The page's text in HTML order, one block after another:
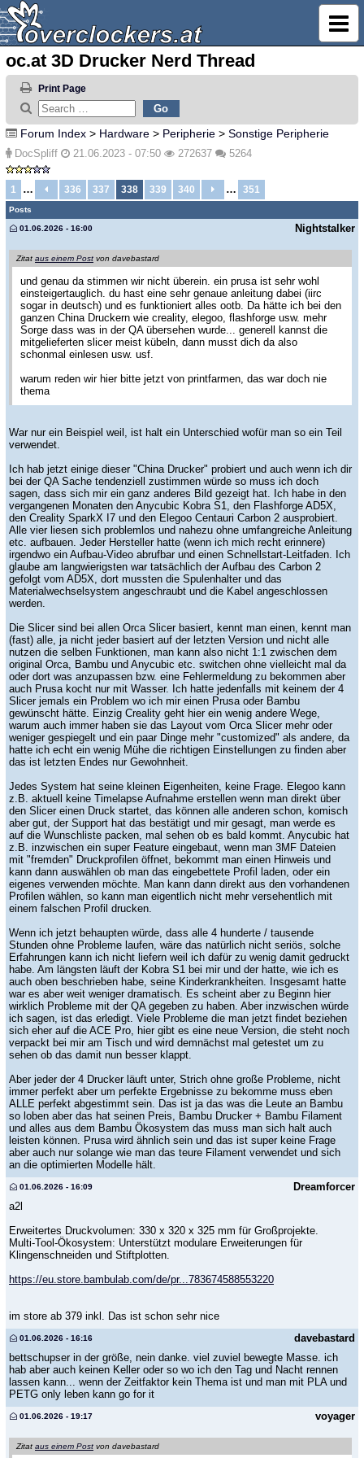
oc.at 3D Drucker Nerd Thread
Print Page
Forum Index > Hardware > Peripherie > Sonstige Peripherie
DocSpliff 21.06.2023 - 07:50 272637 5264
1 … 336 337 338 339 340 … 351
Posts
Nightstalker
01.06.2026 - 16:00
Zitat aus einem Post von davebastard
und genau da stimmen wir nicht überein. ein prusa ist sehr wohl
einsteigertauglich. du hast eine sehr genaue anleitung dabei (iirc
sogar in deutsch) und es funktioniert alles ootb. Da hätte ich bei den
ganzen China Druckern wie creality, elegoo, flashforge usw. mehr
Sorge dass was in der QA übersehen wurde... generell kannst die
mitgelieferten slicer meist kübeln, dann musst dich da also
schonmal einlesen usw. usf.
warum reden wir hier bitte jetzt von printfarmen, das war doch nie
thema
War nur ein Beispiel weil, ist halt ein Unterschied wofür man so ein Teil
verwendet.
Ich hab jetzt einige dieser "China Drucker" probiert und auch wenn ich dir
bei der QA Sache tendenziell zustimmen würde so muss ich doch
sagen, dass sich mir ein ganz anderes Bild gezeigt hat. Ich habe in den
vergangenen Monaten den Anycubic Kobra S1, den Flashforge AD5X,
den Creality SparkX I7 und den Elegoo Centauri Carbon 2 ausprobiert.
Alle vier liesen sich problemlos und nahezu ohne umfangreiche Anleitung
etc. aufbauen. Jeder Hersteller hatte (wenn ich mich recht erinnere)
irgendwo ein Aufbau-Video abrufbar und einen Schnellstart-Leitfaden. Ich
glaube am langwierigsten war tatsächlich der Aufbau des Carbon 2
gefolgt vom AD5X, dort mussten die Spulenhalter und das
Materialwechselsystem angeschraubt und die Kabel angeschlossen
werden.
Die Slicer sind bei allen Orca Slicer basiert, kennt man einen, kennt man
(fast) alle, ja nicht jeder basiert auf der letzten Version und nicht alle
nutzen die selben Funktionen, man kann also nicht 1:1 zwischen dem
original Orca, Bambu und Anycubic etc. switchen ohne vielleicht mal da
oder dort was anzupassen bzw. eine Fehlermeldung zu bekommen aber
auch Prusa kocht nur mit Wasser. Ich hatte jedenfalls mit keinem der 4
Slicer jemals ein Problem wo ich mir einen Prusa oder Bambu
gewünscht hätte. Einzig Creality geht hier ein wenig andere Wege,
warum auch immer haben sie das Layout vom Orca Slicer mehr oder
weniger gespiegelt und ein paar Dinge mehr "customized" als andere, da
hatte ich echt ein wenig Mühe die richtigen Einstellungen zu finden aber
das ist letzten Endes nur Gewohnheit.
Jedes System hat seine kleinen Eigenheiten, keine Frage. Elegoo kann
z.B. aktuell keine Timelapse Aufnahme erstellen wenn man direkt über
den Slicer einen Druck startet, das können alle anderen schon, komisch
aber gut, der Support hat das bestätigt und mir gesagt, man werde es
auf die Wunschliste packen, mal sehen ob es bald kommt. Anycubic hat
z.B. inzwischen ein super Feature eingebaut, wenn man 3MF Dateien
mit "fremden" Druckprofilen öffnet, bekommt man einen Hinweis und
kann dann auswählen ob man das eingebettete Profil laden, oder ein
eigenes verwenden möchte. Man kann dann direkt aus den vorhandenen
Profilen wählen, so kann man eigentlich nicht mehr versehentlich mit
einem falschen Profil drucken.
Wenn ich jetzt behaupten würde, dass alle 4 hunderte / tausende
Stunden ohne Probleme laufen, wäre das natürlich nicht seriös, solche
Erfahrungen kann ich nicht liefern weil ich dafür zu wenig damit gedruckt
habe. Am längsten läuft der Kobra S1 bei mir und der hatte, wie ich es
auch oben beschrieben habe, seine Kinderkrankheiten. Insgesamt hatte
war es aber weit weniger dramatisch. Es scheint aber zu Beginn hier
wirklich Probleme mit der QA gegeben zu haben. Aber inzwischen würde
ich sagen, ist das erledigt. Viele Probleme die man jetzt findet beziehen
sich eher auf die ACE Pro, hier gibt es eine neue Version, die steht noch
verpackt bei mir am Tisch und wird demnächst mal getestet um zu
sehen ob das damit nun besser klappt.
Aber jeder der 4 Drucker läuft unter, Strich ohne große Probleme, nicht
immer perfekt aber um perfekte Ergebnisse zu bekomme muss eben
ALLE perfekt abgestimmt sein. Das ist ja das was die Leute an Bambu
so loben aber das hat seinen Preis, Bambu Drucker + Bambu Filament
und alles aus dem Bambu Ökosystem das muss man sich halt auch
leisten können. Prusa wird ähnlich sein und das ist super keine Frage
aber auch nur solange wie man das teure Filament verwendet und sich
an die optimierten Modelle hält.
Dreamforcer
01.06.2026 - 16:09
a2l
Erweitertes Druckvolumen: 330 x 320 x 325 mm für Großprojekte.
Multi-Tool-Ökosystem: Unterstützt modulare Erweiterungen für
Klingenschneiden und Stiftplotten.
https://eu.store.bambulab.com/de/pr...783674588553220
im store ab 379 inkl. Das ist schon sehr nice
davebastard
01.06.2026 - 16:16
bettschupser in der größe, nein danke. viel zuviel bewegte Masse. ich
hab aber auch keinen Keller oder so wo ich den Tag und Nacht rennen
lassen kann... wenn der Zeitfaktor kein Thema ist und man mit PLA und
PETG only leben kann go for it
voyager
01.06.2026 - 19:17
Zitat aus einem Post von davebastard